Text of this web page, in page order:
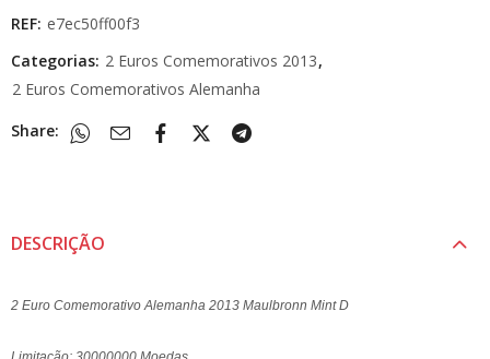
REF: e7ec50ff00f3
Categorias: 2 Euros Comemorativos 2013,
2 Euros Comemorativos Alemanha
Share:
DESCRIÇÃO
2 Euro Comemorativo Alemanha 2013 Maulbronn Mint D